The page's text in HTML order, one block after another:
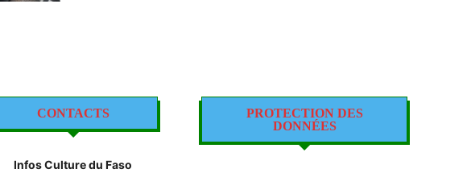
CONTACTS
Infos Culture du Faso
PROTECTION DES
DONNÉES